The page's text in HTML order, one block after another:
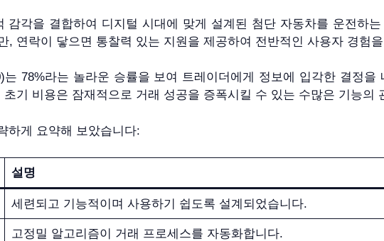
감각을 결합하여 디지털 시대에 맞게 설계된 첨단 자동차를 운전하
, 연락이 닿으면 통찰력 있는 지원을 제공하여 전반적인 사용자 경험
78%라는 놀라운 승률을 보여 트레이더에게 정보에 입각한 결정을
기 비용은 잠재적으로 거래 성공을 증폭시킬 수 있는 수많은 기능의
하게 요약해 보았습니다:
설명
세련되고 기능적이며 사용하기 쉽도록 설계되었습니다.
고정밀 알고리즘이 거래 프로세스를 자동화합니다.